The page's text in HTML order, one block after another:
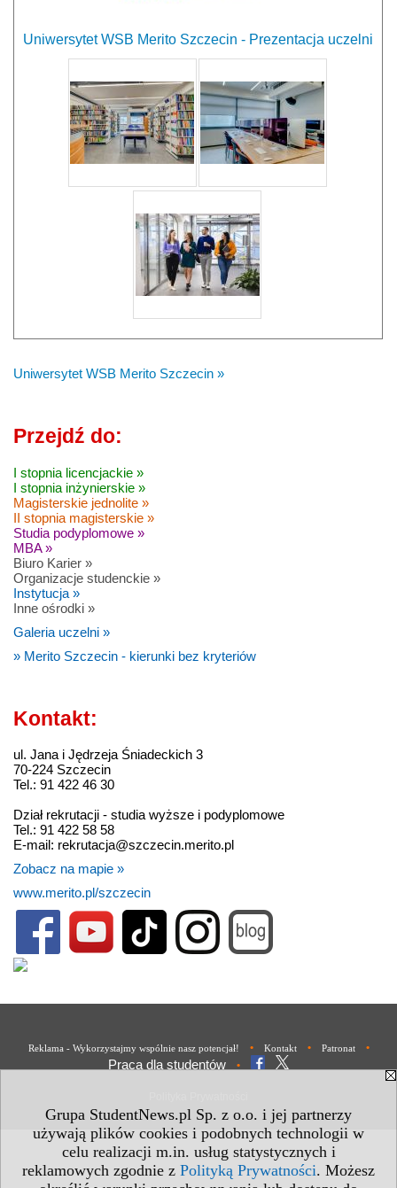
Grupa StudentNews.pl Sp. z o.o. i jej partnerzy
używają plików cookies i podobnych technologii w
celu realizacji m.in. usług statystycznych i
reklamowych zgodnie z Polityką Prywatności. Możesz
Uniwersytet WSB Merito Szczecin - Prezentacja uczelni
Uniwersytet WSB Merito Szczecin »
Przejdź do:
I stopnia licencjackie »
I stopnia inżynierskie »
Magisterskie jednolite »
II stopnia magisterskie »
Studia podyplomowe »
MBA »
Biuro Karier »
Organizacje studenckie »
Instytucja »
Inne ośrodki »
Galeria uczelni »
» Merito Szczecin - kierunki bez kryteriów
Kontakt:
ul. Jana i Jędrzeja Śniadeckich 3
70-224 Szczecin
Tel.: 91 422 46 30
Dział rekrutacji - studia wyższe i podyplomowe
Tel.: 91 422 58 58
E-mail: rekrutacja@szczecin.merito.pl
Zobacz na mapie »
www.merito.pl/szczecin
Reklama - Wykorzystajmy wspólnie nasz potencjał! • Kontakt • Patronat •
Praca dla studentów •